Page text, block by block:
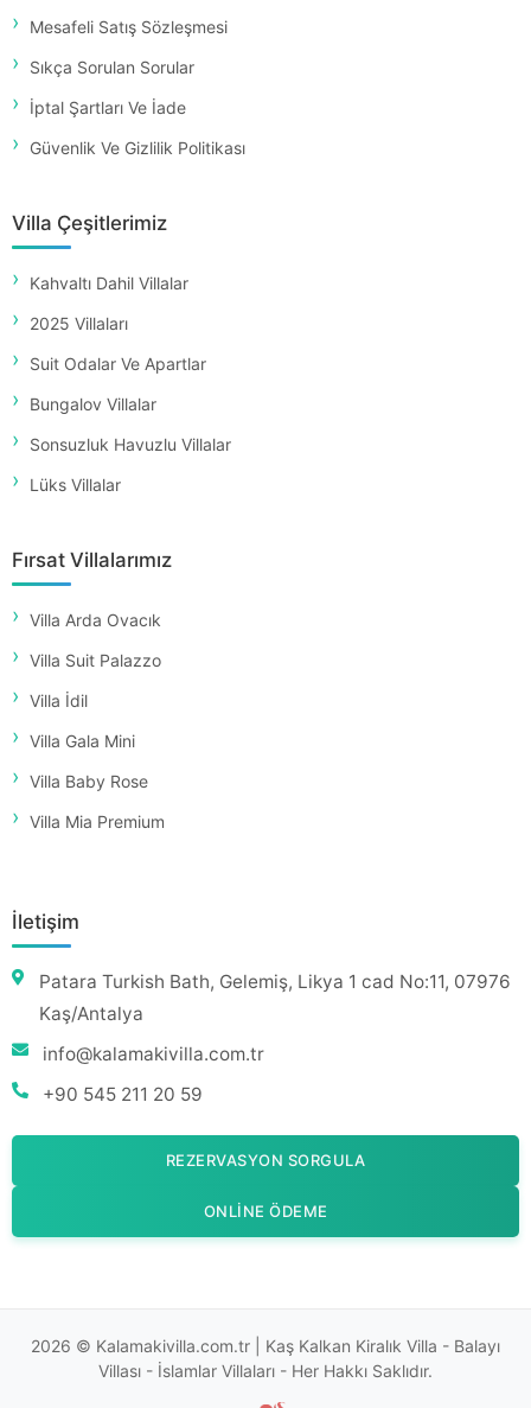
Mesafeli Satış Sözleşmesi
Sıkça Sorulan Sorular
İptal Şartları Ve İade
Güvenlik Ve Gizlilik Politikası
Villa Çeşitlerimiz
Kahvaltı Dahil Villalar
2025 Villaları
Suit Odalar Ve Apartlar
Bungalov Villalar
Sonsuzluk Havuzlu Villalar
Lüks Villalar
Fırsat Villalarımız
Villa Arda Ovacık
Villa Suit Palazzo
Villa İdil
Villa Gala Mini
Villa Baby Rose
Villa Mia Premium
İletişim
Patara Turkish Bath, Gelemiş, Likya 1 cad No:11, 07976
Kaş/Antalya
info@kalamakivilla.com.tr
+90 545 211 20 59
REZERVASYON SORGULA
ONLINE ÖDEME
2026 © Kalamakivilla.com.tr | Kaş Kalkan Kiralık Villa - Balayı
Villası - İslamlar Villaları - Her Hakkı Saklıdır.